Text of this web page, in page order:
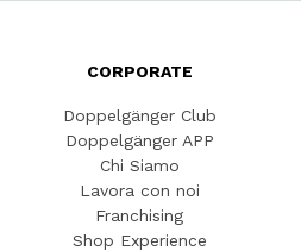
CORPORATE
Doppelgänger Club
Doppelgänger APP
Chi Siamo
Lavora con noi
Franchising
Shop Experience